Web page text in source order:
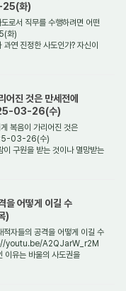
25(화)
로서 직무를 수행하려면 어떤
화)
진정한 사도인가? 자신이
진 것은 만세전에
03-26(수)
복음이 가리어진 것은
03-26(수)
구원을 받는 것이나 멸망받는
을 어떻게 이길 수
)
자들의 공격을 어떻게 이길 수
youtu.be/A2QJarW_r2M
이유는 바울의 사도권을